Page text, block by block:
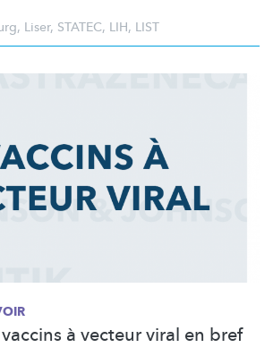
, Liser, STATEC, LIH, LIST
à vecteur viral en bref